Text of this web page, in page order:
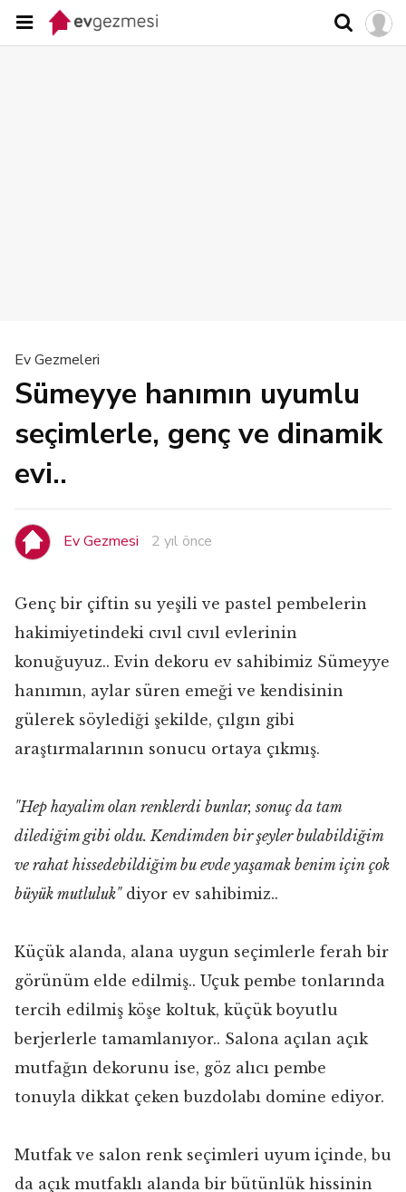
Ev Gezmeleri
Sümeyye hanımın uyumlu
seçimlerle, genç ve dinamik
evi..
Ev Gezmesi 2 yıl önce
Genç bir çiftin su yeşili ve pastel pembelerin
hakimiyetindeki cıvıl cıvıl evlerinin
konuğuyuz.. Evin dekoru ev sahibimiz Sümeyye
hanımın, aylar süren emeği ve kendisinin
gülerek söylediği şekilde, çılgın gibi
araştırmalarının sonucu ortaya çıkmış.
"Hep hayalim olan renklerdi bunlar, sonuç da tam
dilediğim gibi oldu. Kendimden bir şeyler bulabildiğim
ve rahat hissedebildiğim bu evde yaşamak benim için çok
büyük mutluluk"diyor ev sahibimiz..
Küçük alanda, alana uygun seçimlerle ferah bir
görünüm elde edilmiş.. Uçuk pembe tonlarında
tercih edilmiş köşe koltuk, küçük boyutlu
berjerlerle tamamlanıyor.. Salona açılan açık
mutfağın dekorunu ise, göz alıcı pembe
tonuyla dikkat çeken buzdolabı domine ediyor.
Mutfak ve salon renk seçimleri uyum içinde, bu
da açık mutfaklı alanda bir bütünlük hissinin